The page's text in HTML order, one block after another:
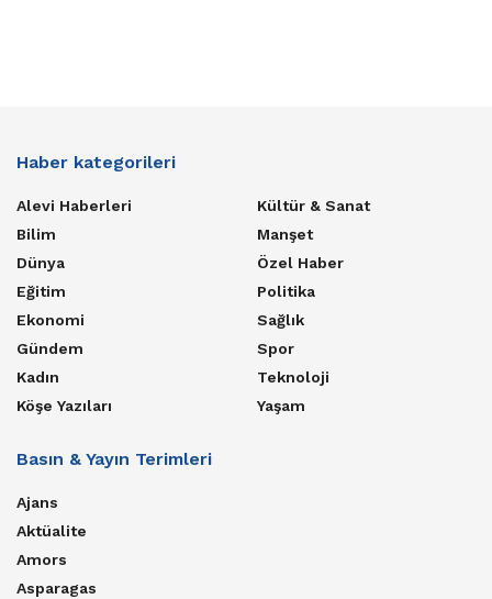
Haber kategorileri
Alevi Haberleri
Bilim
Dünya
Eğitim
Ekonomi
Gündem
Kadın
Köşe Yazıları
Kültür & Sanat
Manşet
Özel Haber
Politika
Sağlık
Spor
Teknoloji
Yaşam
Basın & Yayın Terimleri
Ajans
Aktüalite
Amors
Asparagas